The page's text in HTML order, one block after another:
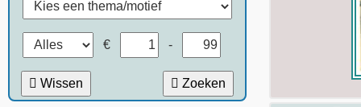
€ -
Wissen Zoeken